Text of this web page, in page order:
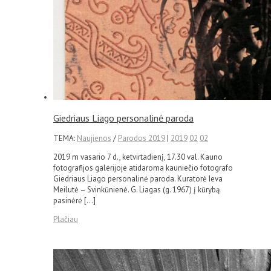
Giedriaus Liago personalinė paroda
TEMA: Naujienos / Parodos 2019| 2019 02 02
2019 m vasario 7 d., ketvirtadienį, 17.30 val. Kauno
fotografijos galerijoje atidaroma kauniečio fotografo
Giedriaus Liago personalinė paroda. Kuratorė Ieva
Meilutė – Svinkūnienė. G. Liagas (g. 1967) į kūrybą
pasinėrė […]
Plačiau